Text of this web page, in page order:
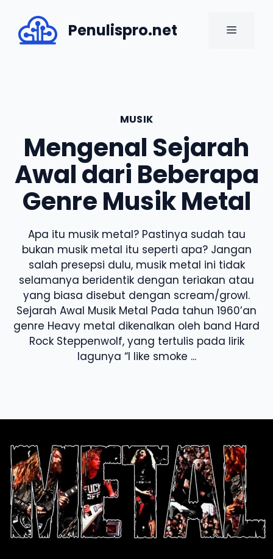
content
Penulispro.net MENU
MUSIK
Mengenal Sejarah
Awal dari Beberapa
Genre Musik Metal
Apa itu musik metal? Pastinya sudah tau
bukan musik metal itu seperti apa? Jangan
salah presepsi dulu, musik metal ini tidak
selamanya beridentik dengan teriakan atau
yang biasa disebut dengan scream/growl.
Sejarah Awal Musik Metal Pada tahun 1960’an
genre Heavy metal dikenalkan oleh band Hard
Rock Steppenwolf, yang tertulis pada lirik
lagunya “I like smoke ...